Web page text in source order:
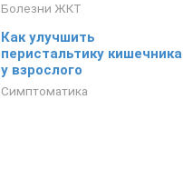
Болезни ЖКТ
Как улучшить
перистальтику кишечника
у взрослого
Симптоматика